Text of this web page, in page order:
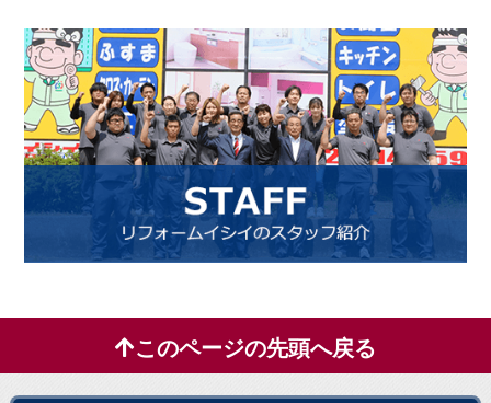
このページの先頭へ戻る